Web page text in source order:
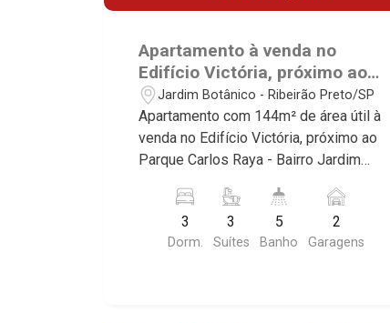
Apartamento à venda no
Edifício Victória, próximo ao
Parque Carlos Raya - Ribeirão
Preto/SP.
Jardim Botânico - Ribeirão Preto/SP
Apartamento com 144m² de área útil à
venda no Edifício Victória, próximo ao
Parque Carlos Raya - Bairro Jardim
as características deste imóvel que a
Martinelli Imobiliária selecionou para
você: - 144m² de área útil - 3 suítes
3
Dorm.
3
Suítes
5
Banho
2
Garagens